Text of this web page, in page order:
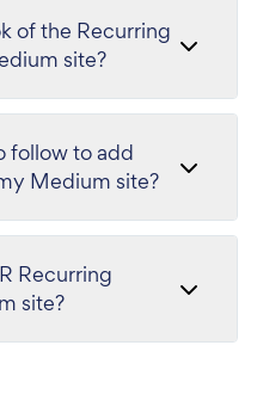
of the Recurring
site?
follow to add
Medium site?
Recurring
site?